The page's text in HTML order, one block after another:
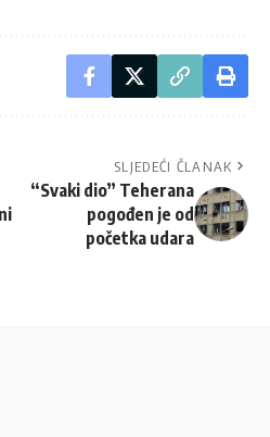
SLJEDEĆI ČLANAK
“Svaki dio” Teherana
pogođen je od
početka udara